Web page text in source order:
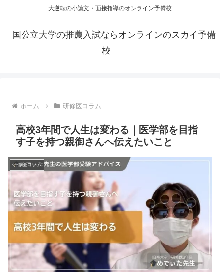
大逆転の小論文・面接指導のオンライン予備校
国公立大学の推薦入試ならオンラインのスカイ予備
校
ホーム 研修医コラム
高校3年間で人生は変わる｜医学部を目指
す子を持つ親御さんへ伝えたいこと
研修医コラム